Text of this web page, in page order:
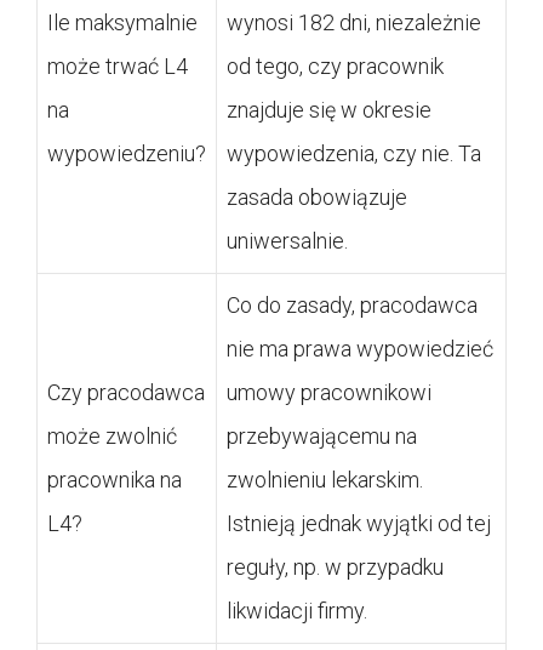
Ile maksymalnie
może trwać L4
na
wypowiedzeniu?
wynosi 182 dni, niezależnie
od tego, czy pracownik
znajduje się w okresie
wypowiedzenia, czy nie. Ta
zasada obowiązuje
uniwersalnie.
Czy pracodawca
może zwolnić
pracownika na
L4?
Co do zasady, pracodawca
nie ma prawa wypowiedzieć
umowy pracownikowi
przebywającemu na
zwolnieniu lekarskim.
Istnieją jednak wyjątki od tej
reguły, np. w przypadku
likwidacji firmy.